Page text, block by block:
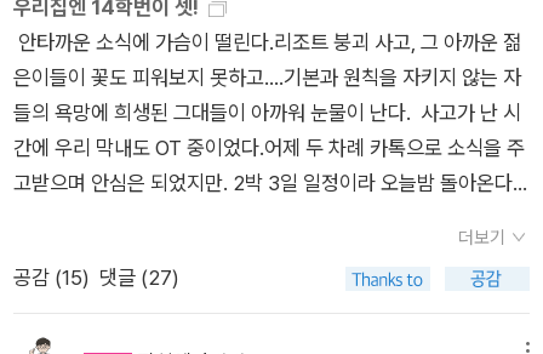
는 행사가 있었다. 나는 그 시간에 다른 회의가 있어서 그 행사에
는 참석하지 못할 줄 알았다. 그런데 한 선배님이 전화해서 늦게
라도 좋으니, 회의 마치고 꼭 오라고 당부했다. 거절할 수 없어서
알겠다고 답했고, 그날 긴 회의를 마치고 거의 다 끝나가는 그 행
사에 갔다. 정말 다양한 사람들이 있었다. 아는 사람들이 좀 있었
다. 최근 제주도에서 내 발표를 들었던 사람도 아는 체를 해서 인
기억나지 않았다. 잠시 후 이 여성이 내게 그동안 잘 지냈냐고 물
가 문학 강의 시간에 뇌리에 박힌 말입니다. 저는 아직 시가 무엇
이고 왜 시를 읽고 왜 시를 쓰려고 하는지 잘 모르겠습니다. 하지
만 계속 찾아가려고 해요. 이승우님의 말을 조금 비틀자면, 모든
시는 궁극적으로 자전적이다. 시인은 여러 편의 시를 통하여 한
편의 자서전을 쓴다. 우리는 우리의 삶을 통해 우리의 시를 만들
어간다. 그런 점에서 우리는 누구나 시인이다. 이 찬란했던 봄날
는 읽어야 겠지요. 천천히 읽고 느리게 살겠습니다. 매일 쓸 수 있
에리직톤의 초상>에 대해 '내 이십 대의 십 년을 이 소설만 쓰고
산 것은 아니지만 이 소설과 함께 산 것은 맞다. 무엇 때문인지 모
르겠으나 나는 이 소설에 붙들려 있었고, 그러면서 이 소설에서
놓여나야 한다는 강박에 시달렸다'라고 고백했다. 작가가 청춘을
바쳐 애정을 쏟고 심혈을 기울인 이 소설은 이승우 문학의 출발점
이자 영원한 화두로, 지금도 유효한 문제의식과 진지한 울림으로
승우의 데뷔작이라고 한다. 아아.... 그런데...한권뿐만이 아니었
어. 접힌 부분 펼치기 ▼ 20년 만에 원제를 되찾은 이승우 장편
계속 내 흥미를 끄는 책들은 계속 나오기 때문에 어떤 때에는 확
실히 관성적으로 책을 읽는 나 자신을 본다. 이래도 되는건지 모
르겠다. 이런 것도 일종의 강박관념이 아닌가 싶다. 기실 안 읽
어도 잘 사는 사람은 많은데 말이다. 실제로 주변에서 나만큼은
커녕 내 반만큼도 읽지 않는 사람들이 더 많고, 대부분의 사람들
은 연간 독서량이 채 열 권도 되지 못한다. 이렇게 보면 참 외로
운 행위를 즐기는 셈이다. 한국에서는 자계서의 영향도 있고 인
문학 열풍이 불어서인지 이런 저런 독서모임도 많고 강연도 많아
런데 여기는 일단 그런 모임도 적거니와 죄다 여자들뿐이다. 남
우리집엔 14학번이 셋!
안타까운 소식에 가슴이 떨린다.리조트 붕괴 사고, 그 아까운 젊
은이들이 꽃도 피워보지 못하고....기본과 원칙을 자키지 않는 자
들의 욕망에 희생된 그대들이 아까워 눈물이 난다. 사고가 난 시
간에 우리 막내도 OT 중이었다.어제 두 차례 카톡으로 소식을 주
고받으며 안심은 되었지만. 2박 3일 일정이라 오늘밤 돌아온다.
에 경비가 많이 들었다.참가비와 왕복 고속버스비에 심야와 새벽
택시비도 만만찮아 50여만원이나 들었다.이 외에도 머리부터 발
끝까지 단장하느라 입학축하금에 세뱃돈까지 다 써버렸다. 셋째
더보기
공감 (15) 댓글 (27)